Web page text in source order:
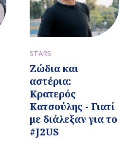
STARS
Ζώδια και
αστέρια:
Κρατερός
Κατσούλης - Γιατί
με διάλεξαν για το
#J2US